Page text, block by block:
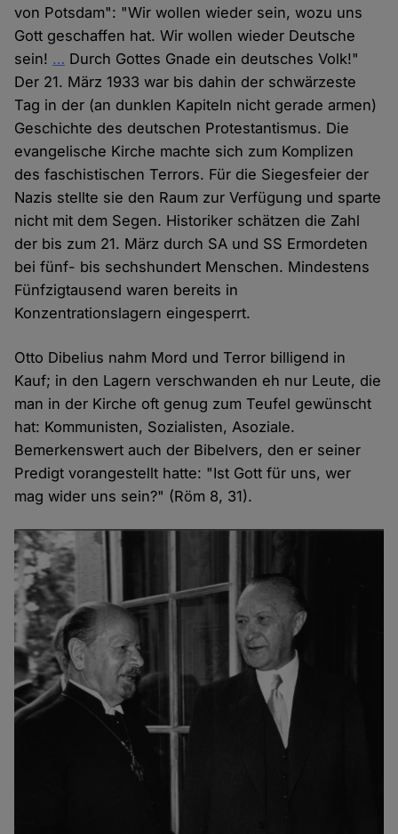
von Potsdam": "Wir wollen wieder sein, wozu uns
Gott geschaffen hat. Wir wollen wieder Deutsche
sein! … Durch Gottes Gnade ein deutsches Volk!"
Der 21. März 1933 war bis dahin der schwärzeste
Tag in der (an dunklen Kapiteln nicht gerade armen)
Geschichte des deutschen Protestantismus. Die
evangelische Kirche machte sich zum Komplizen
des faschistischen Terrors. Für die Siegesfeier der
Nazis stellte sie den Raum zur Verfügung und sparte
nicht mit dem Segen. Historiker schätzen die Zahl
der bis zum 21. März durch SA und SS Ermordeten
bei fünf- bis sechshundert Menschen. Mindestens
Fünfzigtausend waren bereits in
Konzentrationslagern eingesperrt.
Otto Dibelius nahm Mord und Terror billigend in
Kauf; in den Lagern verschwanden eh nur Leute, die
man in der Kirche oft genug zum Teufel gewünscht
hat: Kommunisten, Sozialisten, Asoziale.
Bemerkenswert auch der Bibelvers, den er seiner
Predigt vorangestellt hatte: "Ist Gott für uns, wer
mag wider uns sein?" (Röm 8, 31).